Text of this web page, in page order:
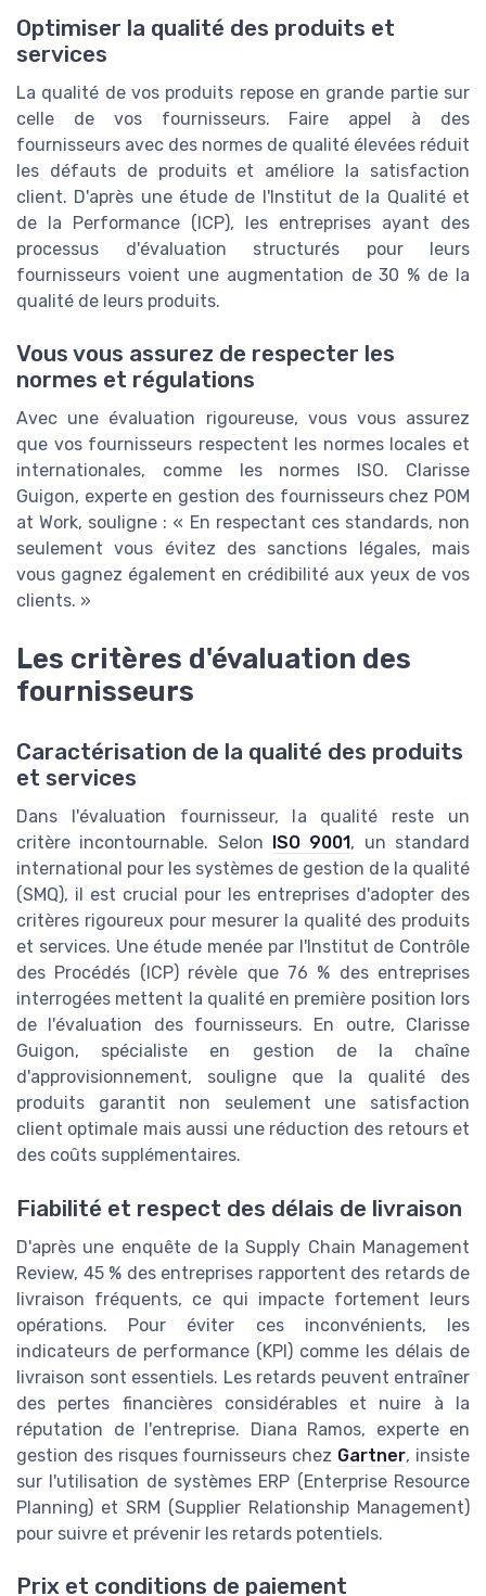
Optimiser la qualité des produits et
services
La qualité de vos produits repose en grande partie sur
celle de vos fournisseurs. Faire appel à des
fournisseurs avec des normes de qualité élevées réduit
les défauts de produits et améliore la satisfaction
client. D'après une étude de l'Institut de la Qualité et
de la Performance (ICP), les entreprises ayant des
processus d'évaluation structurés pour leurs
fournisseurs voient une augmentation de 30 % de la
qualité de leurs produits.
Vous vous assurez de respecter les
normes et régulations
Avec une évaluation rigoureuse, vous vous assurez
que vos fournisseurs respectent les normes locales et
internationales, comme les normes ISO. Clarisse
Guigon, experte en gestion des fournisseurs chez POM
at Work, souligne : « En respectant ces standards, non
seulement vous évitez des sanctions légales, mais
vous gagnez également en crédibilité aux yeux de vos
clients. »
Les critères d'évaluation des
fournisseurs
Caractérisation de la qualité des produits
et services
Dans l'évaluation fournisseur, la qualité reste un
critère incontournable. Selon
ISO 9001 , un standard
international pour les systèmes de gestion de la qualité
(SMQ), il est crucial pour les entreprises d'adopter des
critères rigoureux pour mesurer la qualité des produits
et services. Une étude menée par l'Institut de Contrôle
des Procédés (ICP) révèle que 76 % des entreprises
interrogées mettent la qualité en première position lors
de l'évaluation des fournisseurs. En outre, Clarisse
Guigon, spécialiste en gestion de la chaîne
d'approvisionnement, souligne que la qualité des
produits garantit non seulement une satisfaction
client optimale mais aussi une réduction des retours et
des coûts supplémentaires.
Fiabilité et respect des délais de livraison
D'après une enquête de la Supply Chain Management
Review, 45 % des entreprises rapportent des retards de
livraison fréquents, ce qui impacte fortement leurs
opérations. Pour éviter ces inconvénients, les
indicateurs de performance (KPI) comme les délais de
livraison sont essentiels. Les retards peuvent entraîner
des pertes financières considérables et nuire à la
réputation de l'entreprise. Diana Ramos, experte en
gestion des risques fournisseurs chez Gartner, insiste
sur l'utilisation de systèmes ERP (Enterprise Resource
Planning) et SRM (Supplier Relationship Management)
pour suivre et prévenir les retards potentiels.
Prix et conditions de paiement